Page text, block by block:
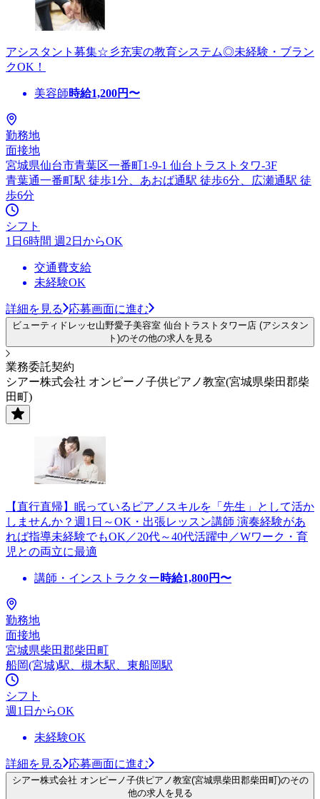
アシスタント募集☆彡充実の教育システム◎未経験・ブラン
クOK！
美容師時給1,200円〜
勤務地
面接地
宮城県仙台市青葉区一番町1-9-1 仙台トラストタワ-3F
青葉通一番町駅 徒歩1分、あおば通駅 徒歩6分、広瀬通駅 徒
歩6分
シフト
1日6時間 週2日からOK
交通費支給
未経験OK
詳細を見る 応募画面に進む
ビューティドレッセ山野愛子美容室 仙台トラストタワー店 (アシスタン
ト)のその他の求人を見る
業務委託契約
シアー株式会社 オンピーノ子供ピアノ教室(宮城県柴田郡柴
田町)
【直行直帰】眠っているピアノスキルを「先生」として活か
しませんか？週1日～OK・出張レッスン講師 演奏経験があ
れば指導未経験でもOK／20代～40代活躍中／Wワーク・育
児との両立に最適
講師・インストラクター時給1,800円〜
勤務地
面接地
宮城県柴田郡柴田町
船岡(宮城)駅、槻木駅、東船岡駅
シフト
週1日からOK
未経験OK
詳細を見る 応募画面に進む
シアー株式会社 オンピーノ子供ピアノ教室(宮城県柴田郡柴田町)のその
他の求人を見る